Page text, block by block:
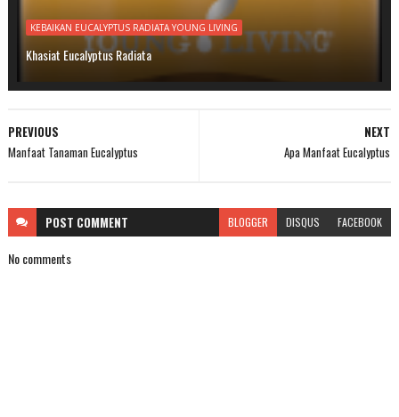
KEBAIKAN EUCALYPTUS RADIATA YOUNG LIVING
Khasiat Eucalyptus Radiata
NEXT
Apa Manfaat Eucalyptus
PREVIOUS
Manfaat Tanaman Eucalyptus
POST COMMENT BLOGGER DISQUS FACEBOOK
No comments